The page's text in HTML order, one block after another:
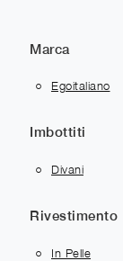
Marca
Egoitaliano
Imbottiti
Divani
Rivestimento
In Pelle